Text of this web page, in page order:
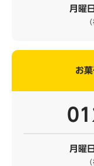
月曜
お菓
月曜